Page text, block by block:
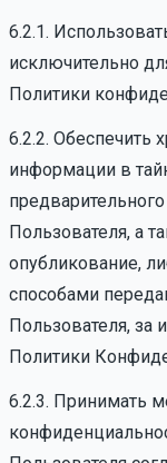
6.2.1.
исключительно
Политики
6.2.2. Обеспечить
информации в
Пользователя, а
опубликование,
способами
Пользователя, за
Политики
6.2.3. Принимать